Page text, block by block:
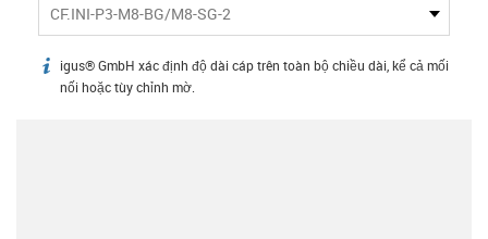
CF.INI-P3-M8-BG/M8-SG-2
igus-icon-info
igus® GmbH xác định độ dài cáp trên toàn bộ chiều dài, kể cả mối
nối hoặc tùy chỉnh mờ.